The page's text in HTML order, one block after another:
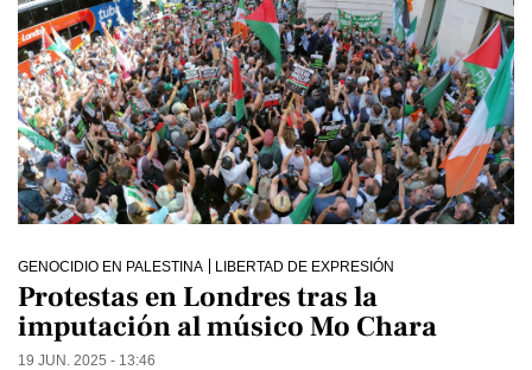
GENOCIDIO EN PALESTINA LIBERTAD DE EXPRESIÓN
Protestas en Londres tras la
imputación al músico Mo Chara
19 JUN. 2025 - 13:46